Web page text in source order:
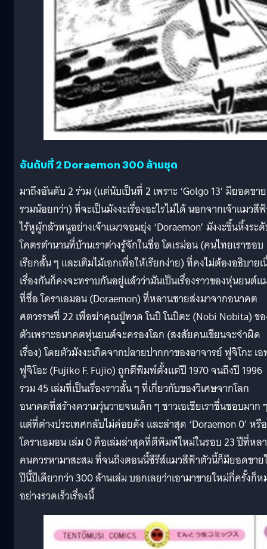
อันดับที่ 2 Doraemon 300 ล้านชุด
มาถึงอันดับ 2 ร่วม (แต่นับเป็นที่ 2 เพราะ ‘Golgo 13’ มียอดขาย
รวมน้อยกว่า) ที่จะเป็นมังงะเรื่องอะไรไม่ได้ นอกจากเจ้าแมวสี
ไร้หูผู้กลัวหนูอย่างเจ้าแมวจอมยุ่ง ‘Doraemon’ มังงะขึ้นหิ้งระ
โคตรตำนานที่บ้านเราต่างรู้จักในชื่อ โดเรม่อน (คนไทยเราชอบ
เรียกสั้น ๆ และเติมไม้เอกเพื่อให้เรียกง่าย) ที่คงไม่ต้องอธิบาย
เรื่องกันก็คงจะทราบกันอยู่แล้วว่ามันเป็นเรื่องราวของหุ่นยนต์แ
ที่ชื่อ โดราเอมอน (Doraemon) ที่หลานชายส่งมาจากอนาคต
ศตวรรษที่ 22 เพื่อฆ่าคุณปู่ทวด โนบิ โนบิตะ (Nobi Nobita) ข
ตัวเพราะอนาคตหุ่นยนต์จะครองโลก (สงสัยคนเขียนจะจำผิด
เรื่อง) โดยตัวมังงะเกิดจากปลายปากกาของอาจารย์ ฟูจิโกะ เ
ฟูจิโอะ (Fujiko F. Fujio) ถูกตีพิมพ์ตั้งแต่ปี 1970 จนถึงปี 1996
รวม 45 เล่มที่เป็นเรื่องราวสั้น ๆ ที่เกี่ยวกับของวิเศษจากโลก
อนาคตที่สร้างความวุ่นวายจนเด็ก ๆ ชาวเอเชียเราชื่นชอบมาก
แต่ที่ต่างประเทศกลับไม่ค่อยดัง และล่าสุด ‘Doraemon 0’ หรือ
โดราเอมอน เล่ม 0 คือเล่มล่าสุดที่ตีพิมพ์ใหม่ในรอบ 23 ปีที่หล
คนควรหามาสะสม ที่จนถึงตอนนี้ซีรีส์แมวสีฟ้าตัวนี้ก็มียอดขาย
ปีนี้ปีเดียวกว่า 300 ล้านเล่ม บอกเลยว่าเอามาขายใหม่กี่ครั้งก็
อย่างรวดเร็วเรื่องนี้